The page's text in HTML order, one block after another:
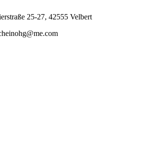
25-27, 42555 Velbert